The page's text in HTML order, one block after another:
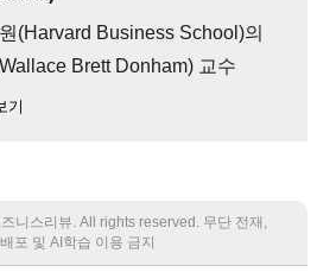
(Harvard Business School)의
Brett Donham) 교수
기
니스리뷰. All rights reserved. 무단 전재,
포 및 AI학습 이용 금지